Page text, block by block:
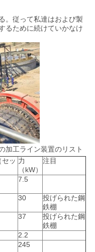
。従って私達はおよび製
るために続けていかなけ
加工ライン装置のリスト
ッ 力
（kW）
注目
7.5
30
投げられた鋼
鉄棚
37
投げられた鋼
鉄棚
2.2
245